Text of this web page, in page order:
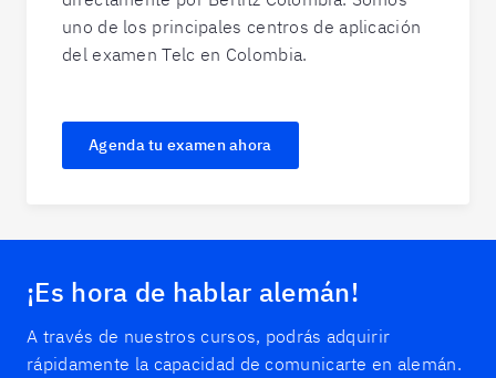
uno de los principales centros de aplicación
del examen Telc en Colombia.
Agenda tu examen ahora
¡Es hora de hablar alemán!
A través de nuestros cursos, podrás adquirir
rápidamente la capacidad de comunicarte en alemán.